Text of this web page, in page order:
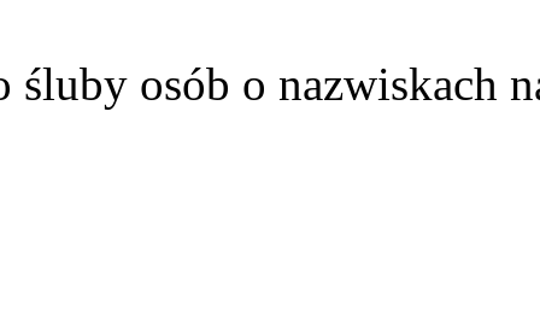
śluby osób o nazwiskach